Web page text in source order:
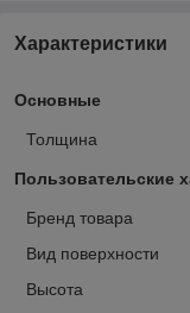
Характеристики
Основные
Толщина
Пользовательские
Бренд товара
Вид поверхности
Высота